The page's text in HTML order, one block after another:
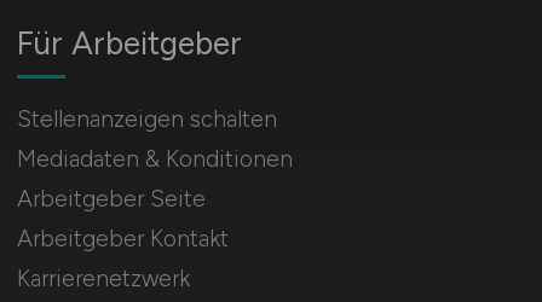
Für Arbeitgeber
Stellenanzeigen schalten
Mediadaten & Konditionen
Arbeitgeber Seite
Arbeitgeber Kontakt
Karrierenetzwerk